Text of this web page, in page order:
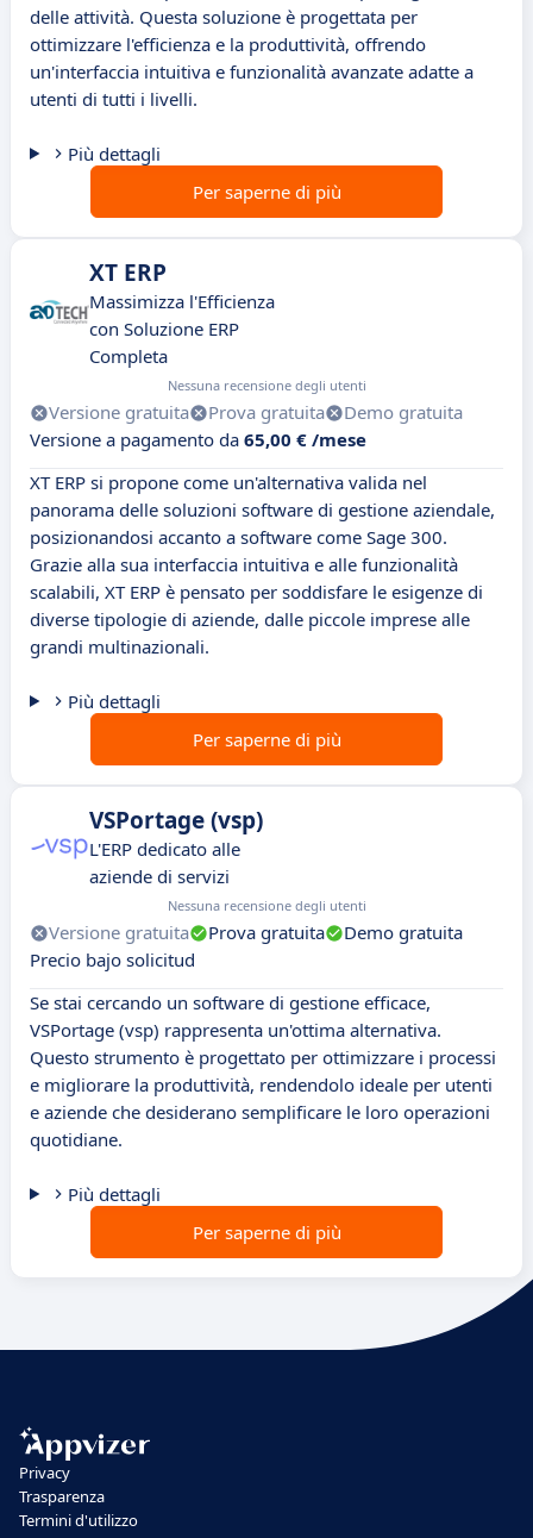
delle attività. Questa soluzione è progettata per
ottimizzare l'efficienza e la produttività, offrendo
un'interfaccia intuitiva e funzionalità avanzate adatte a
utenti di tutti i livelli.
Più dettagli
Per saperne di più
XT ERP
Massimizza l'Efficienza
con Soluzione ERP
Completa
Nessuna recensione degli utenti
Versione gratuita Prova gratuita
Demo gratuita
Versione a pagamento da 65,00 € /mese
XT ERP si propone come un'alternativa valida nel
panorama delle soluzioni software di gestione aziendale,
posizionandosi accanto a software come Sage 300.
Grazie alla sua interfaccia intuitiva e alle funzionalità
scalabili, XT ERP è pensato per soddisfare le esigenze di
diverse tipologie di aziende, dalle piccole imprese alle
grandi multinazionali.
Più dettagli
Per saperne di più
VSPortage (vsp)
L'ERP dedicato alle
aziende di servizi
Nessuna recensione degli utenti
Versione gratuita Prova gratuita
Demo gratuita
Precio bajo solicitud
Se stai cercando un software di gestione efficace,
VSPortage (vsp) rappresenta un'ottima alternativa.
Questo strumento è progettato per ottimizzare i processi
e migliorare la produttività, rendendolo ideale per utenti
e aziende che desiderano semplificare le loro operazioni
quotidiane.
Più dettagli
Per saperne di più
Privacy
Trasparenza
Termini d'utilizzo